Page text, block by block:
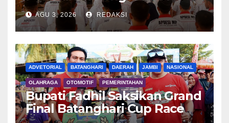
APDESI MP
AGU 3, 2026 REDAKSI
ADVETORIAL BATANGHARI DAERAH JAMBI NASIONAL
OLAHRAGA OTOMOTIF PEMERINTAHAN
Bupati Fadhil Saksikan Grand
Final Batanghari Cup Race